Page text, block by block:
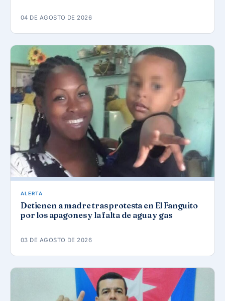
04 DE AGOSTO DE 2026
ALERTA
Detienen a madre tras protesta en El Fanguito
por los apagones y la falta de agua y gas
03 DE AGOSTO DE 2026